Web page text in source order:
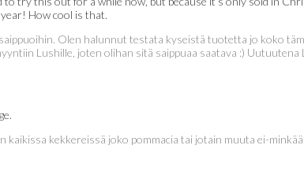
How cool is that.
Olen halunnut testata kyseistä tuotetta jo koko
Lushille, joten olihan sitä saippuaa saatava :)
kekkereissä joko pommacia tai jotain muuta ei-